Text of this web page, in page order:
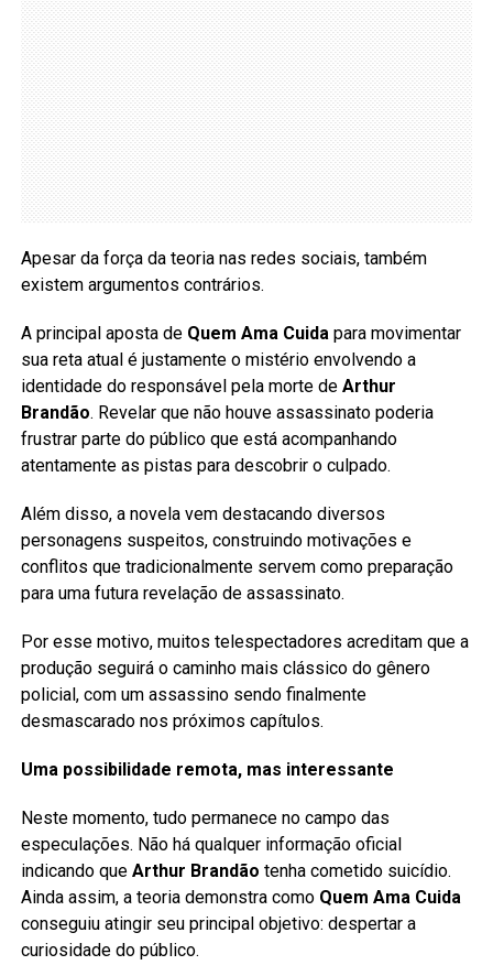
Apesar da força da teoria nas redes sociais, também
existem argumentos contrários.
A principal aposta de Quem Ama Cuida para movimentar
sua reta atual é justamente o mistério envolvendo a
identidade do responsável pela morte de Arthur
Brandão. Revelar que não houve assassinato poderia
frustrar parte do público que está acompanhando
atentamente as pistas para descobrir o culpado.
Além disso, a novela vem destacando diversos
personagens suspeitos, construindo motivações e
conflitos que tradicionalmente servem como preparação
para uma futura revelação de assassinato.
Por esse motivo, muitos telespectadores acreditam que a
produção seguirá o caminho mais clássico do gênero
policial, com um assassino sendo finalmente
desmascarado nos próximos capítulos.
Uma possibilidade remota, mas interessante
Neste momento, tudo permanece no campo das
especulações. Não há qualquer informação oficial
indicando que Arthur Brandão tenha cometido suicídio.
Ainda assim, a teoria demonstra como Quem Ama Cuida
conseguiu atingir seu principal objetivo: despertar a
curiosidade do público.